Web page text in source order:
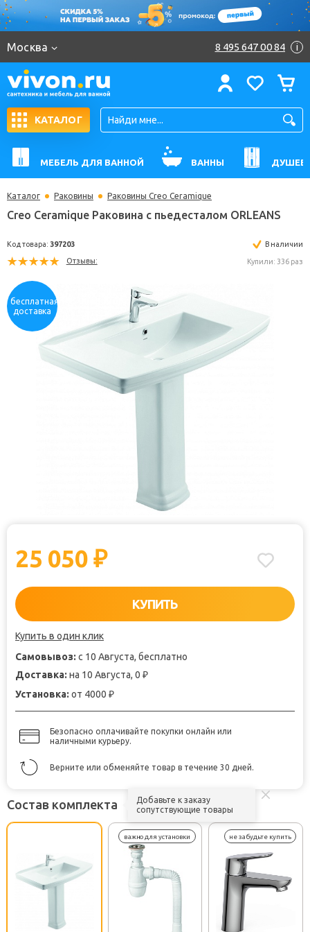
Москва 8 495 647 00 84 i
КАТАЛОГ
МЕБЕЛЬ ДЛЯ ВАННОЙ ВАННЫ
Каталог Раковины Раковины Creo Ceramique
бесплатная
доставка
25 050 ₽
КУПИТЬ
Купить в один клик
Самовывоз: с 10 Августа, бесплатно
Доставка: на 10 Августа, 0 ₽
Установка: от 4000 ₽
Безопасно оплачивайте покупки онлайн или
наличными курьеру.
Верните или обменяйте товар в течение 30 дней.
Creo Ceramique Раковина с пьедесталом
Состав комплекта
Добавьте к заказу
сопутствующие товары